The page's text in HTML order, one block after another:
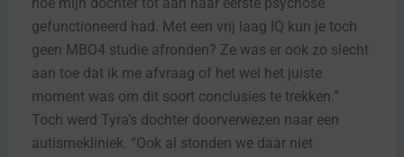
gefunctioneerd had. Met een vrij laag IQ kun je toch
geen MBO4 studie afronden? Ze was er ook zo slecht
aan toe dat ik me afvraag of het wel het juiste
moment was om dit soort conclusies te trekken.”
Toch werd Tyra’s dochter doorverwezen naar een
autismekliniek. “Ook al stonden we daar niet